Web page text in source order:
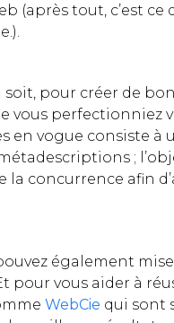
(après tout, c’est
soit, pour créer de
vous perfectionniez
en vogue consiste à
;
la concurrence afin
également
pour vous aider à
WebCie qui sont